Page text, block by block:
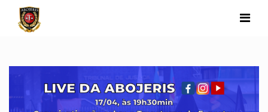
content